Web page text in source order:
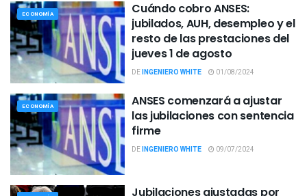
ECONOMÍA
Cuándo cobro ANSES:
jubilados, AUH, desempleo y el
resto de las prestaciones del
jueves 1 de agosto
DEINGENIERO WHITE 01/08/2024
ECONOMÍA
ANSES comenzará a ajustar
las jubilaciones con sentencia
firme
DEINGENIERO WHITE 09/07/2024
Jubilaciones ajustadas por